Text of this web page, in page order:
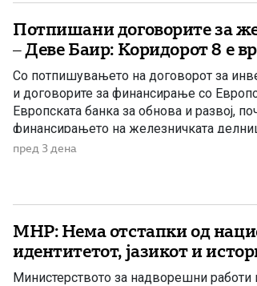
Потпишани договорите за
– Деве Баир: Коридорот 8 е
Со потпишувањето на договорот за
и договорите за финансирање со
Европската банка за обнова и развој,
финансирањето на железничката
дел од Коридорот 8. На потпишувањето
пред 3 дена
МНР: Нема отстапки од
идентитетот, јазикот и
Министерството за надворешни работи